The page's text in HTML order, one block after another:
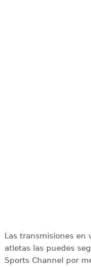
Las transmisiones en
atletas las puedes
Sports Channel por